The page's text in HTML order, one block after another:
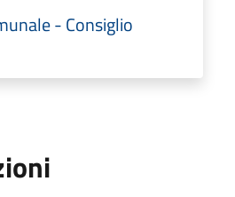
- Consiglio